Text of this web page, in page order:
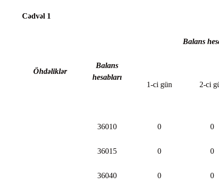
Cədvəl 1
Öhdəliklər
Balans
hesabları
Balans
1-ci gün 2-ci
36010 0 0
36015 0 0
36040 0 0